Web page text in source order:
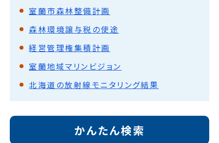
室蘭市森林整備計画
森林環境譲与税の使途
経営管理権集積計画
室蘭地域マリンビジョン
北海道の放射線モニタリング結果
かんたん検索